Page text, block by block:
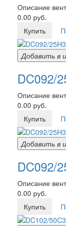
Описание
0.00 руб.
Купить
Добавить в
DC092/
Описание
0.00 руб.
Купить
Добавить в
DC092/
Описание
0.00 руб.
Купить